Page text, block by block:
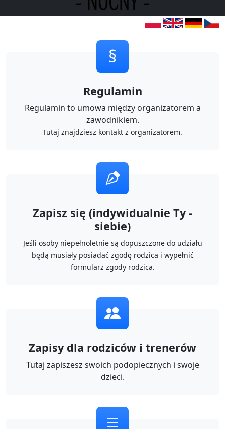
§
Regulamin
Regulamin to umowa między organizatorem a
zawodnikiem.
Tutaj znajdziesz kontakt z organizatorem.
Zapisz się (indywidualnie Ty -
siebie)
Jeśli osoby niepełnoletnie są dopuszczone do udziału
będą musiały posiadać zgodę rodzica i wypełnić
formularz zgody rodzica.
Zapisy dla rodziców i trenerów
Tutaj zapiszesz swoich podopiecznych i swoje
dzieci.